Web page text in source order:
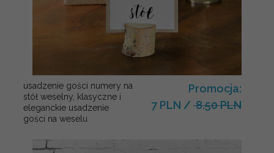
usadzenie gości numery na
stół weselny, klasyczne i
eleganckie usadzenie
gości na weselu
Promocja:
7 PLN / 8.50 PLN